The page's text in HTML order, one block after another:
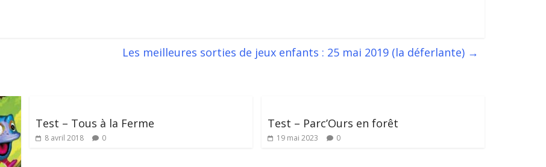
Les meilleures sorties de jeux enfants : 25 mai 2019 (la déferlante) →
Test – Tous à la Ferme
8 avril 2018 0
Test – Parc’Ours en forêt
19 mai 2023 0